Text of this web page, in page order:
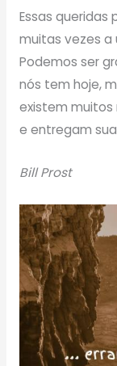
Essas queridas
muitas vezes a
Podemos ser
nós tem hoje,
existem muitos
e entregam
Bill Prost